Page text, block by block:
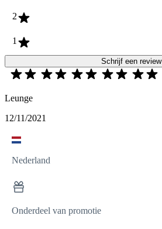
2
1
Schrijf een review
Leunge
12/11/2021
Nederland
Onderdeel van promotie